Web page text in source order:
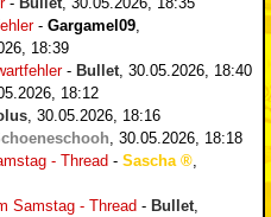
- Gargamel09
18:39
- Bullet 30.05.2026, 18:40
18:12
30.05.2026, 18:16
30.05.2026, 18:18
- Thread - Sascha
Samstag - Thread - Bullet